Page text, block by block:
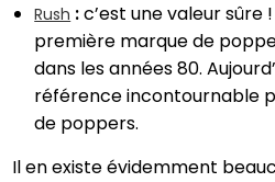
Rush :c’est une valeur sûre !
première marque de
dans les années 80.
référence incontournable
de poppers.
Il en existe évidemment